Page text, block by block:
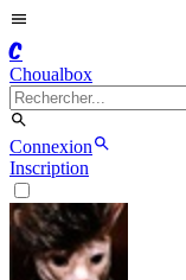
C
Choualbox
Connexion
Inscription